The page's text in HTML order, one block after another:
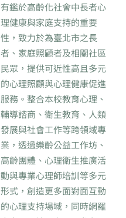
有鑑於高齡化社會中長者心
理健康與家庭支持的重要
性，致力於為臺北市之長
者、家庭照顧者及相關社區
民眾，提供可近性高且多元
的心理照顧與心理健康促進
服務。整合本校教育心理、
輔導諮商、衛生教育、人類
發展與社會工作等跨領域專
業，透過樂齡公益工作坊、
高齡團體、心理衛生推廣活
動與專業心理師培訓等多元
形式，創造更多面對面互動
的心理支持場域，同時網羅